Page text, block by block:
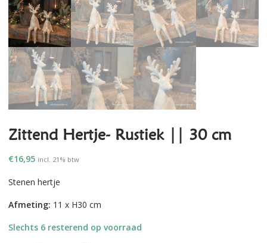
Zittend Hertje- Rustiek || 30 cm
€16,95 incl. 21% btw
Stenen hertje
Afmeting: 11 x H30 cm
Slechts 6 resterend op voorraad